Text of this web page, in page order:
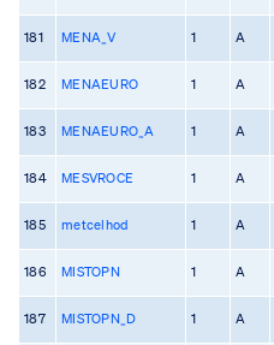
181 MENA_V 1 A
182 MENAEURO 1 A
183 MENAEURO_A 1 A
184 MESVROCE 1 A
185 metcelhod 1 A
186 MISTOPN 1 A
187 MISTOPN_D 1 A